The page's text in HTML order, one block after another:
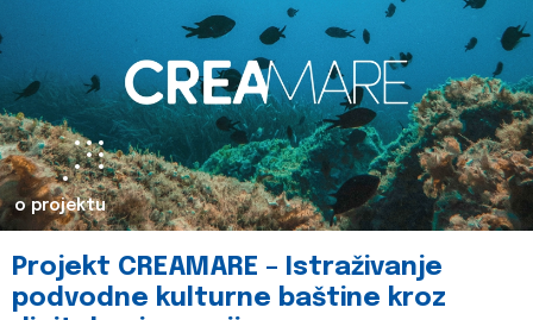
o projektu
Projekt CREAMARE – Istraživanje
podvodne kulturne baštine kroz